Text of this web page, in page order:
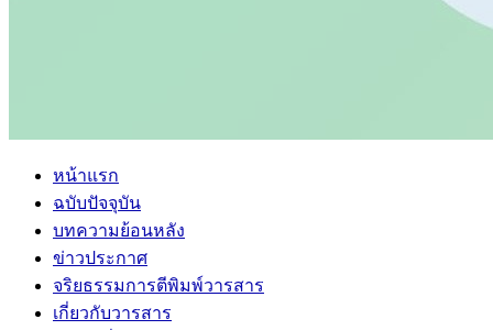
หน้าแรก
ฉบับปัจจุบัน
บทความย้อนหลัง
ข่าวประกาศ
จริยธรรมการตีพิมพ์วารสาร
เกี่ยวกับวารสาร